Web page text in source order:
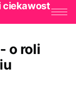
ciekawost
o roli